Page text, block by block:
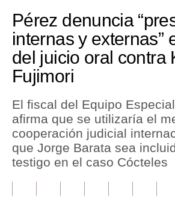
Economía
Mercados
Perú
Política
Tu Dinero
Finanzas Personales
Plus G
Pérez denuncia
internas y externas”
del juicio oral contra
Fujimori
El fiscal del Equipo
afirma que se utilizaría el
cooperación judicial
que Jorge Barata sea
testigo en el caso Cócteles